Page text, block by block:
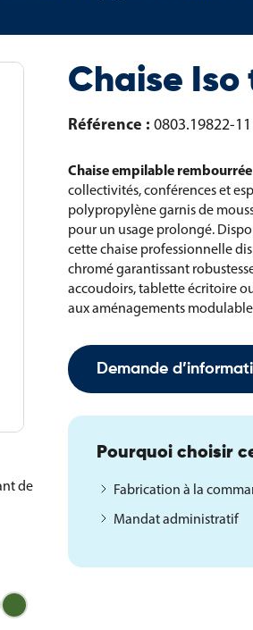
de
Vert
d'automne
Chaise Iso
Référence : 0803.19822-11
Chaise empilable
collectivités, conférences et
polypropylène garnis de
pour un usage prolongé.
cette chaise professionnelle
chromé garantissant
accoudoirs, tablette écritoire
aux aménagements
Demande
Pourquoi choisir
Fabrication à la
Mandat administratif